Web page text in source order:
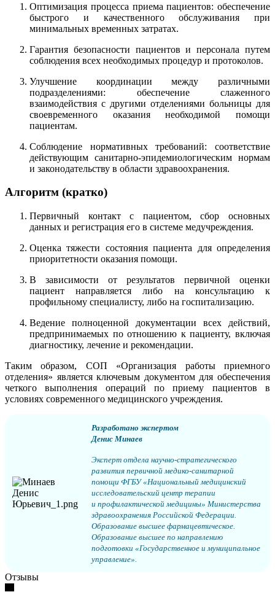
Оптимизация процесса приема пациентов: обеспечение
быстрого и качественного обслуживания при
минимальных временных затратах.
Гарантия безопасности пациентов и персонала путем
соблюдения всех необходимых процедур и протоколов.
Улучшение координации между различными
подразделениями: обеспечение слаженного
взаимодействия с другими отделениями больницы для
своевременного оказания необходимой помощи
пациентам.
Соблюдение нормативных требований: соответствие
действующим санитарно-эпидемиологическим нормам
и законодательству в области здравоохранения.
Алгоритм (кратко)
Первичный контакт с пациентом, сбор основных
данных и регистрация его в системе медучреждения.
Оценка тяжести состояния пациента для определения
приоритетности оказания помощи.
В зависимости от результатов первичной оценки
пациент направляется либо на консультацию к
профильному специалисту, либо на госпитализацию.
Ведение полноценной документации всех действий,
предпринимаемых по отношению к пациенту, включая
диагностику, лечение и рекомендации.
Таким образом, СОП «Организация работы приемного
отделения» является ключевым документом для обеспечения
четкого выполнения операций по приему пациентов в
условиях современного медицинского учреждения.
Разработано экспертом
Денис Минаев
Эксперт отдела научно-стратегического
развития первичной медико-санитарной
помощи ФГБУ «Национальный медицинский
исследовательский центр терапии
и профилактической медицины» Министерства
здравоохранения Российской Федерации.
Образование высшее фармацевтическое.
Образование высшее по направлению
подготовки «Государственное и муниципальное
управление».
Отзывы